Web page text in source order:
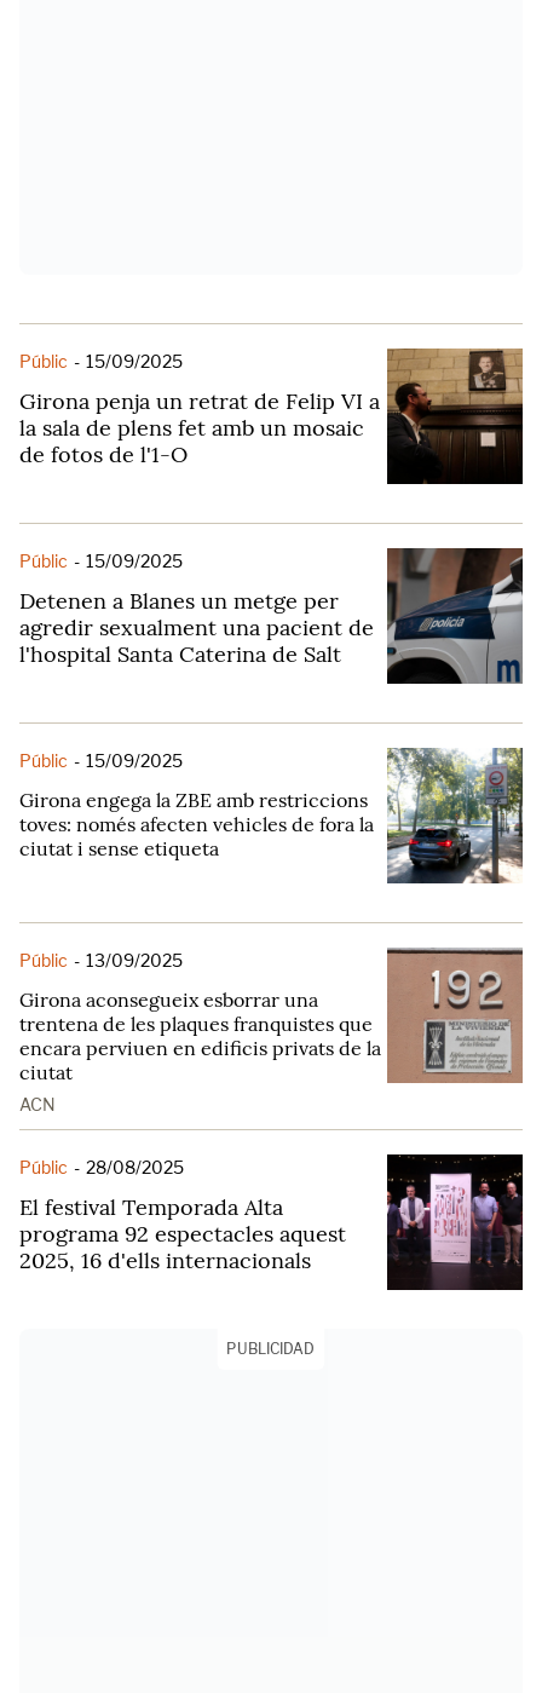
Públic - 15/09/2025
Girona penja un retrat de Felip VI a
la sala de plens fet amb un mosaic
de fotos de l'1-O
Públic - 15/09/2025
Detenen a Blanes un metge per
agredir sexualment una pacient de
l'hospital Santa Caterina de Salt
Públic - 15/09/2025
Girona engega la ZBE amb restriccions
toves: només afecten vehicles de fora la
ciutat i sense etiqueta
Públic - 13/09/2025
Girona aconsegueix esborrar una
trentena de les plaques franquistes que
encara perviuen en edificis privats de la
ciutat
ACN
Públic - 28/08/2025
El festival Temporada Alta
programa 92 espectacles aquest
2025, 16 d'ells internacionals
PUBLICIDAD